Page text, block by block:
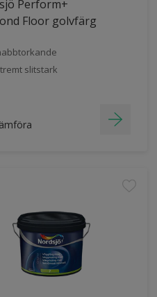
Perform+
Floor golvfärg
slitstark